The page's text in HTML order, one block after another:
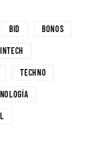
BID BONOS
TECHNO